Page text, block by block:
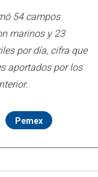
54 campos
marinos y 23
por día, cifra que
aportados por los
Pemex